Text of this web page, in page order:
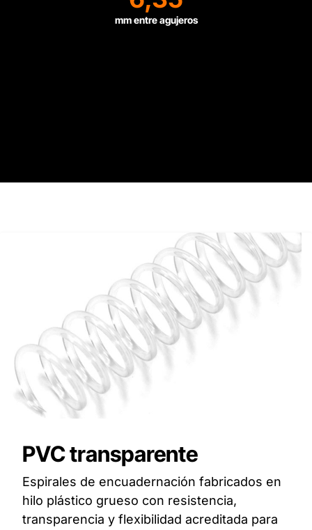
mm entre agujeros
PVC transparente
Espirales de encuadernación fabricados en
hilo plástico grueso con resistencia,
transparencia y flexibilidad acreditada para